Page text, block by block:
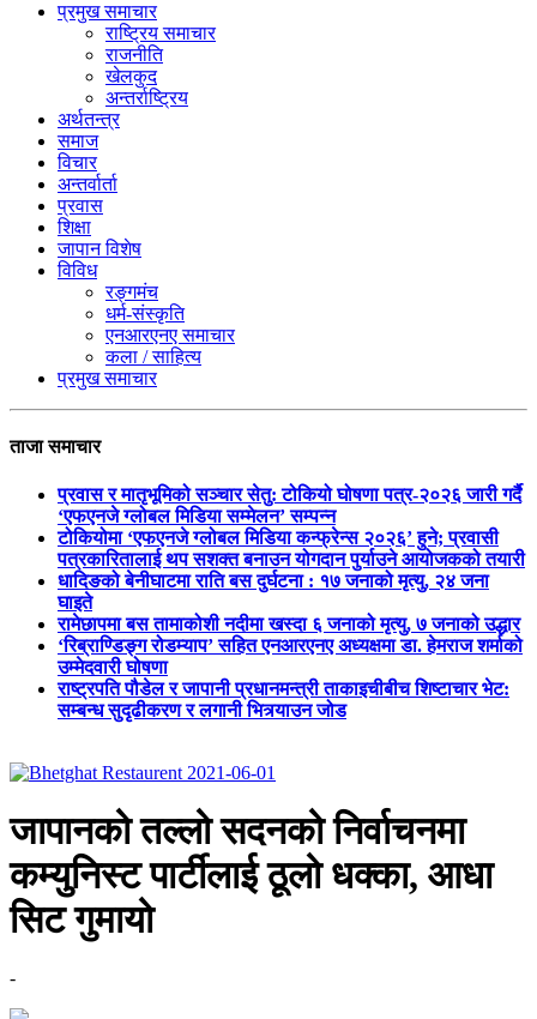
प्रमुख समाचार
राष्ट्रिय समाचार
राजनीति
खेलकुद
अन्तर्राष्ट्रिय
अर्थतन्त्र
समाज
विचार
अन्तर्वार्ता
प्रवास
शिक्षा
जापान विशेष
विविध
रङ्गमंच
धर्म-संस्कृति
एनआरएनए समाचार
कला / साहित्य
प्रमुख समाचार
ताजा समाचार
प्रवास र मातृभूमिको सञ्चार सेतु: टोकियो घोषणा पत्र-२०२६ जारी गर्दै
‘एफएनजे ग्लोबल मिडिया सम्मेलन’ सम्पन्न
टोकियोमा ‘एफएनजे ग्लोबल मिडिया कन्फ्रेन्स २०२६’ हुने; प्रवासी
पत्रकारितालाई थप सशक्त बनाउन योगदान पुर्याउने आयोजकको तयारी
धादिङको बेनीघाटमा राति बस दुर्घटना : १७ जनाको मृत्यु, २४ जना
घाइते
रामेछापमा बस तामाकोशी नदीमा खस्दा ६ जनाको मृत्यु, ७ जनाको उद्धार
‘रिब्राण्डिङ्ग रोडम्याप’ सहित एनआरएनए अध्यक्षमा डा. हेमराज शर्माको
उम्मेदवारी घोषणा
राष्ट्रपति पौडेल र जापानी प्रधानमन्त्री ताकाइचीबीच शिष्टाचार भेट:
सम्बन्ध सुदृढीकरण र लगानी भित्र्याउन जोड
जापानको तल्लो सदनको निर्वाचनमा
कम्युनिस्ट पार्टीलाई ठूलो धक्का, आधा
सिट गुमायो
-